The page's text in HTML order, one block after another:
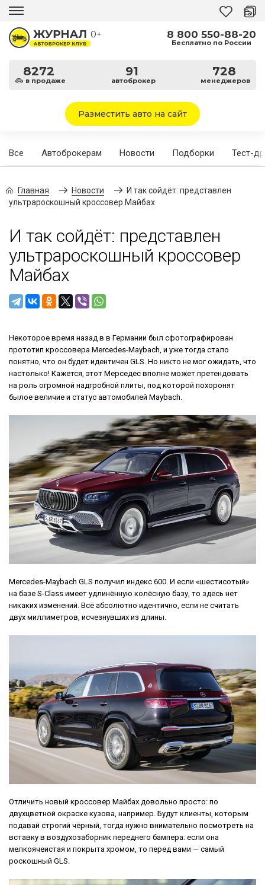
0+
8272
в продаже
91
автоброкер
728
менеджеров
8 800 550-88-20
Бесплатно по России
Разместить авто на сайт
Все Автоброкерам Новости Подборки Тест-
Главная Новости
И так сойдёт: представлен
ультрароскошный кроссовер Майбах
И так сойдёт: представлен
ультрароскошный кроссовер
Майбах
Некоторое время назад в в Германии был сфотографирован
прототип кроссовера Mercedes-Maybach, и уже тогда стало
понятно, что он будет идентичен GLS. Но никто не мог ожидать, что
настолько! Кажется, этот Мерседес вполне может претендовать
на роль огромной надгробной плиты, под которой похоронят
былое величие и статус автомобилей Maybach.
Mercedes-Maybach GLS получил индекс 600. И если «шестисотый»
на базе S-Class имеет удлинённую колёсную базу, то здесь нет
никаких изменений. Всё абсолютно идентично, если не считать
двух миллиметров, исчезнувших из длины.
Отличить новый кроссовер Майбах довольно просто: по
двухцветной окраске кузова, например. Будут клиенты, которым
подавай строгий чёрный, тогда нужно внимательно посмотреть на
вставку в воздухозаборник переднего бампера: если она
мелкоячеистая и покрыта хромом, то перед вами — самый
роскошный GLS.